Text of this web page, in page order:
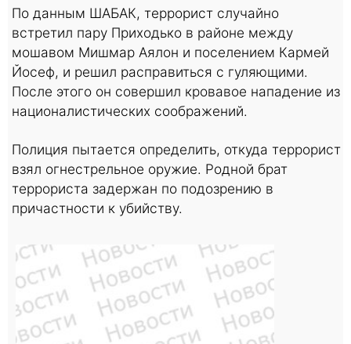
По данным ШАБАК, террорист случайно
встретил пару Приходько в районе между
мошавом Мишмар Аялон и поселением Кармей
Йосеф, и решил расправиться с гуляющими.
После этого он совершил кровавое нападение из
националистических соображений.
Полиция пытается определить, откуда террорист
взял огнестрельное оружие. Родной брат
террориста задержан по подозрению в
причастности к убийству.